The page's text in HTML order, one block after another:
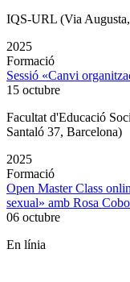
IQS-URL (Via
2025
Formació
Sessió «Canvi
15 octubre
Facultat d'Educació
Santaló 37, Barcelona)
2025
Formació
Open Master Class
sexual» amb Rosa Cobo
06 octubre
En línia